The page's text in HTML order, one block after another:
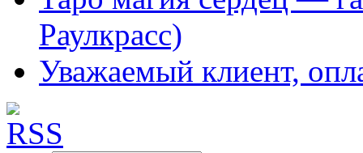
Раулкрасс)
Уважаемый клиент,